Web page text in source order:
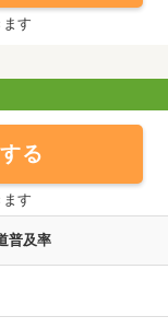
す
る
す
普及率